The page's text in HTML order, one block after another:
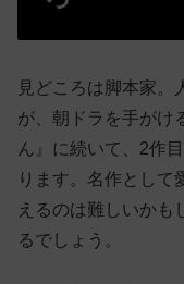
見どころは脚本家。
が、朝ドラを手がけ
ん』に続いて、2作
ります。名作として
えるのは難しいかも
るでしょう。